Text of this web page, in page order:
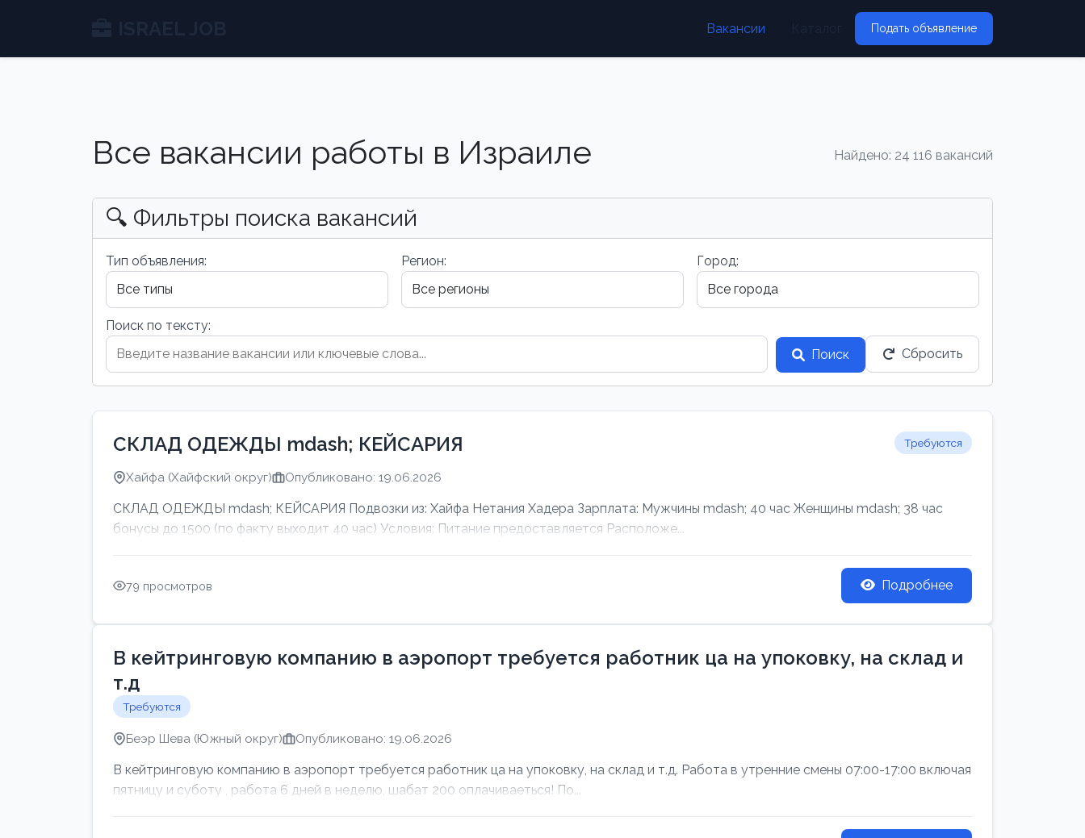
Вакансии Подать объявление
Все вакансии работы в Израиле Найдено: 24 116 вакансий
🔍 Фильтры поиска вакансий
Тип объявления: Регион: Город:
Поиск по тексту:
Поиск
Сбросить
СКЛАД ОДЕЖДЫ mdash; КЕЙСАРИЯ Требуются
Хайфа (Хайфский округ) Опубликовано: 19.06.2026
СКЛАД ОДЕЖДЫ mdash; КЕЙСАРИЯ Подвозки из: Хайфа Нетания Хадера Зарплата: Мужчины mdash; 40 час Женщины mdash; 38 час
бонусы до 1500 (по факту выходит 40 час) Условия: Питание предоставляется Расположе...
79 просмотров Подробнее
В кейтринговую компанию в аэропорт требуется работник ца на упоковку, на склад и
т.д
Требуются
Беэр Шева (Южный округ) Опубликовано: 19.06.2026
В кейтринговую компанию в аэропорт требуется работник ца на упоковку, на склад и т.д. Работа в утренние смены 07:00-17:00 включая
пятницу и суботу , работа 6 дней в неделю, шабат 200 оплачиваеться! По...